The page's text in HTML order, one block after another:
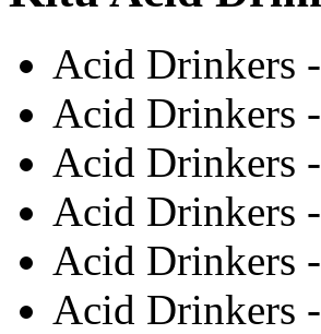
Acid Drinkers -
Acid Drinkers -
Acid Drinkers -
Acid Drinkers -
Acid Drinkers -
Acid Drinkers -